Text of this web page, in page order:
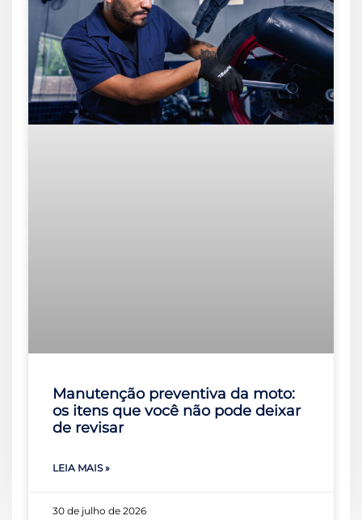
Manutenção preventiva da moto:
os itens que você não pode deixar
de revisar
LEIA MAIS »
30 de julho de 2026